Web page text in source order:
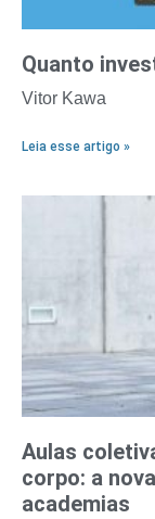
Quanto
Vitor Kawa
Leia esse artigo »
Aulas
corpo: a
academias